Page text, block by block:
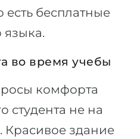
есть бесплатные
языка.
во время учебы
комфорта
студента не на
Красивое здание